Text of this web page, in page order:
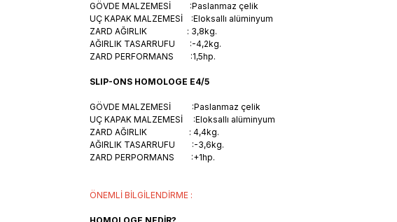
GÖVDE MALZEMESİ :Paslanmaz çelik
UÇ KAPAK MALZEMESİ :Eloksallı alüminyum
ZARD AĞIRLIK : 3,8kg.
AĞIRLIK TASARRUFU :-4,2kg.
ZARD PERFORMANS :1,5hp.
SLIP-ONS HOMOLOGE E4/5
GÖVDE MALZEMESİ :Paslanmaz çelik
UÇ KAPAK MALZEMESİ :Eloksallı alüminyum
ZARD AĞIRLIK : 4,4kg.
AĞIRLIK TASARRUFU :-3,6kg.
ZARD PERPORMANS :+1hp.
ÖNEMLİ BİLGİLENDİRME :